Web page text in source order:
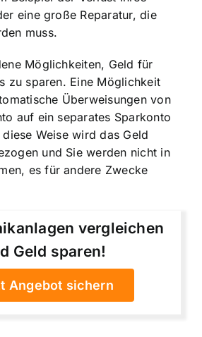
eine große Reparatur, die
muss.
Möglichkeiten, Geld für
zu sparen. Eine Möglichkeit
Überweisungen von
auf ein separates Sparkonto
Weise wird das Geld
und Sie werden nicht in
es für andere Zwecke
vergleichen
Geld sparen!
Angebot sichern